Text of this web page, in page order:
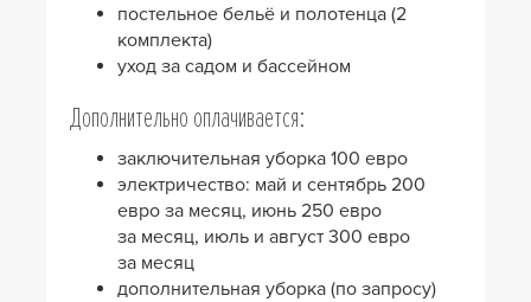
постельное бельё и полотенца (2
комплекта)
уход за садом и бассейном
Дополнительно оплачивается:
заключительная уборка 100 евро
электричество: май и сентябрь 200
евро за месяц, июнь 250 евро
за месяц, июль и август 300 евро
за месяц
дополнительная уборка (по запросу)